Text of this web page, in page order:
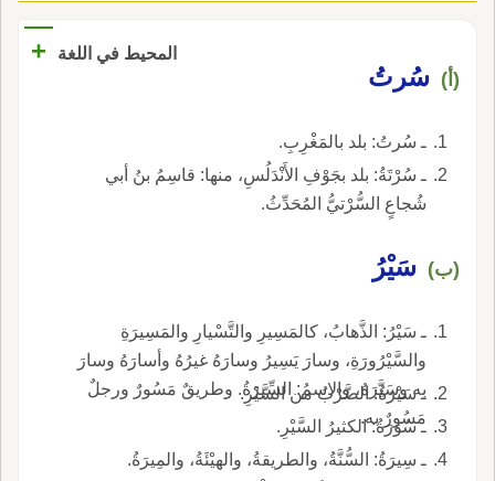
المحيط في اللغة +
(أ) سُرتُ
ـ سُرتُ: بلد بالمَغْرِبِ.
ـ سُرْتَةُ: بلد بجَوْفِ الأَنْدَلُسِ، منها: قاسِمُ بنُ أبي
شُجاعٍ السُّرْتيُّ المُحَدِّثُ.
(ب) سَيْرُ
ـ سَيْرُ: الذَّهابُ، كالمَسِيرِ والتَّسْيارِ والمَسِيرَةِ
والسَّيْرُورَةِ، وسارَ يَسِيرُ وسارَهُ غيرُهُ وأسارَهُ وسارَ
به وسَيَّرَهُ، والاسمُ: السِّيرَةُ. وطريقٌ مَسُورٌ ورجلٌ
مَسُورٌ به.
ـ سَيْرَةُ: الضَّرْبُ من السَّيْرِ.
ـ سُوَرَةُ: الكثيرُ السَّيْرِ.
ـ سِيرَةُ: السُّنَّةُ، والطريقةُ، والهيْئَةُ، والمِيرَةُ.